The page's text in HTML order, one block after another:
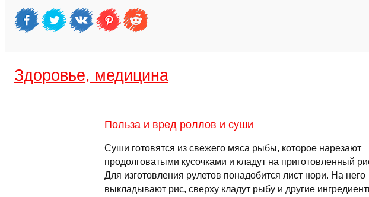
Здоровье, медицина
Польза и вред роллов и суши
Суши готовятся из свежего мяса рыбы, которое нарезают
продолговатыми кусочками и кладут на приготовленный
Для изготовления рулетов понадобится лист нори. На него
выкладывают рис, сверху кладут рыбу и другие